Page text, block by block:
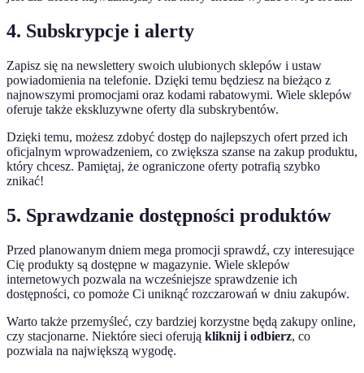
4. Subskrypcje i alerty
Zapisz się na newslettery swoich ulubionych sklepów i ustaw
powiadomienia na telefonie. Dzięki temu będziesz na bieżąco z
najnowszymi promocjami oraz kodami rabatowymi. Wiele sklepów
oferuje także ekskluzywne oferty dla subskrybentów.
Dzięki temu, możesz zdobyć dostęp do najlepszych ofert przed ich
oficjalnym wprowadzeniem, co zwiększa szanse na zakup produktu,
który chcesz. Pamiętaj, że ograniczone oferty potrafią szybko
znikać!
5. Sprawdzanie dostępności produktów
Przed planowanym dniem mega promocji sprawdź, czy interesujące
Cię produkty są dostępne w magazynie. Wiele sklepów
internetowych pozwala na wcześniejsze sprawdzenie ich
dostępności, co pomoże Ci uniknąć rozczarowań w dniu zakupów.
Warto także przemyśleć, czy bardziej korzystne będą zakupy online,
czy stacjonarne. Niektóre sieci oferują kliknij i odbierz, co
pozwiala na największą wygodę.